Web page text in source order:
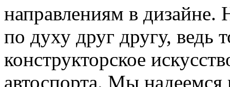
направлениям в
по духу друг другу, ведь
конструкторское
автоспорта. Мы